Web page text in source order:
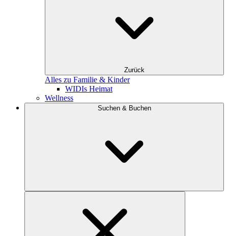
Zurück
Alles zu Familie & Kinder
WIDIs Heimat
Wellness
Suchen & Buchen